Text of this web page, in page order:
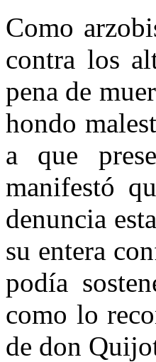
Como
contra los
pena de
hondo
a que
manifestó
denuncia
su entera
podía
como lo
de don